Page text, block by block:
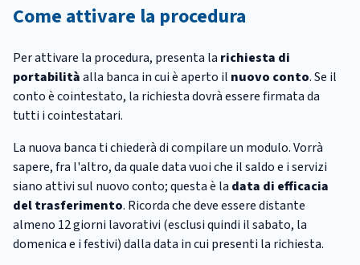
Come attivare la procedura
Per attivare la procedura, presenta la richiesta di
portabilitàalla banca in cui è aperto il nuovo conto. Se il
conto è cointestato, la richiesta dovrà essere firmata da
tutti i cointestatari.
La nuova banca ti chiederà di compilare un modulo. Vorrà
sapere, fra l'altro, da quale data vuoi che il saldo e i servizi
siano attivi sul nuovo conto; questa è la data di efficacia
del trasferimento. Ricorda che deve essere distante
almeno 12 giorni lavorativi (esclusi quindi il sabato, la
domenica e i festivi) dalla data in cui presenti la richiesta.